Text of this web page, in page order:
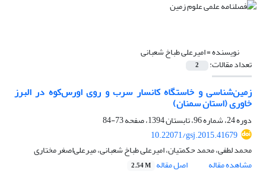
نویسنده =امیرعلی طباخ شعبانی
تعداد مقالات: 2
زمین‌شناسی و خاستگاه کانسار سرب و روی اورس‌کوه در البرز
خاوری (استان سمنان)
دوره 24، شماره 96، تابستان 1394، صفحه
73-84
10.22071/gsj.2015.41679
محمد لطفی، محمد حکمتیان، امیرعلی طباخ شعبانی، میرعلی‌اصغر مختاری
مشاهده مقاله
اصل مقاله 2.54 M